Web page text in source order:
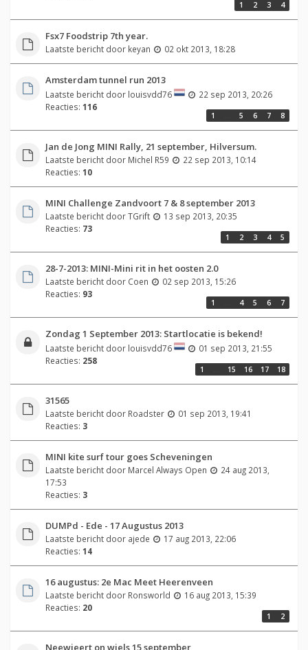
1 2 3 4
Fsx7 Foodstrip 7th year.
Laatste bericht door keyan 02 okt 2013, 18:28
Amsterdam tunnel run 2013
Laatste bericht door louisvdd76
22 sep 2013, 20:26
Reacties: 116
1 5 6 7 8
Jan de Jong MINI Rally, 21 september, Hilversum.
Laatste bericht door Michel R59
22 sep 2013, 10:14
Reacties: 10
MINI Challenge Zandvoort 7 & 8 september 2013
Laatste bericht doorTGrift
13 sep 2013, 20:35
Reacties: 73
1 2 3 4 5
28-7-2013: MINI-Mini rit in het oosten 2.0
Laatste bericht door Coen
02 sep 2013, 15:26
Reacties: 93
1 4 5 6 7
Zondag 1 September 2013: Startlocatie is bekend!
Laatste bericht door louisvdd76
01 sep 2013, 21:55
Reacties: 258
1 15 16 17 18
31565
Laatste bericht door Roadster
01 sep 2013, 19:41
Reacties: 3
MINI kite surf tour goes Scheveningen
Laatste bericht door Marcel Always Open
24 aug 2013,
17:53
Reacties: 3
DUMPd - Ede - 17 Augustus 2013
Laatste bericht door ajede
17 aug 2013, 22:06
Reacties: 14
16 augustus: 2e Mac Meet Heerenveen
Laatste bericht door Ronsworld
16 aug 2013, 15:39
Reacties: 20
1 2
Neewieert on wiels 15 september